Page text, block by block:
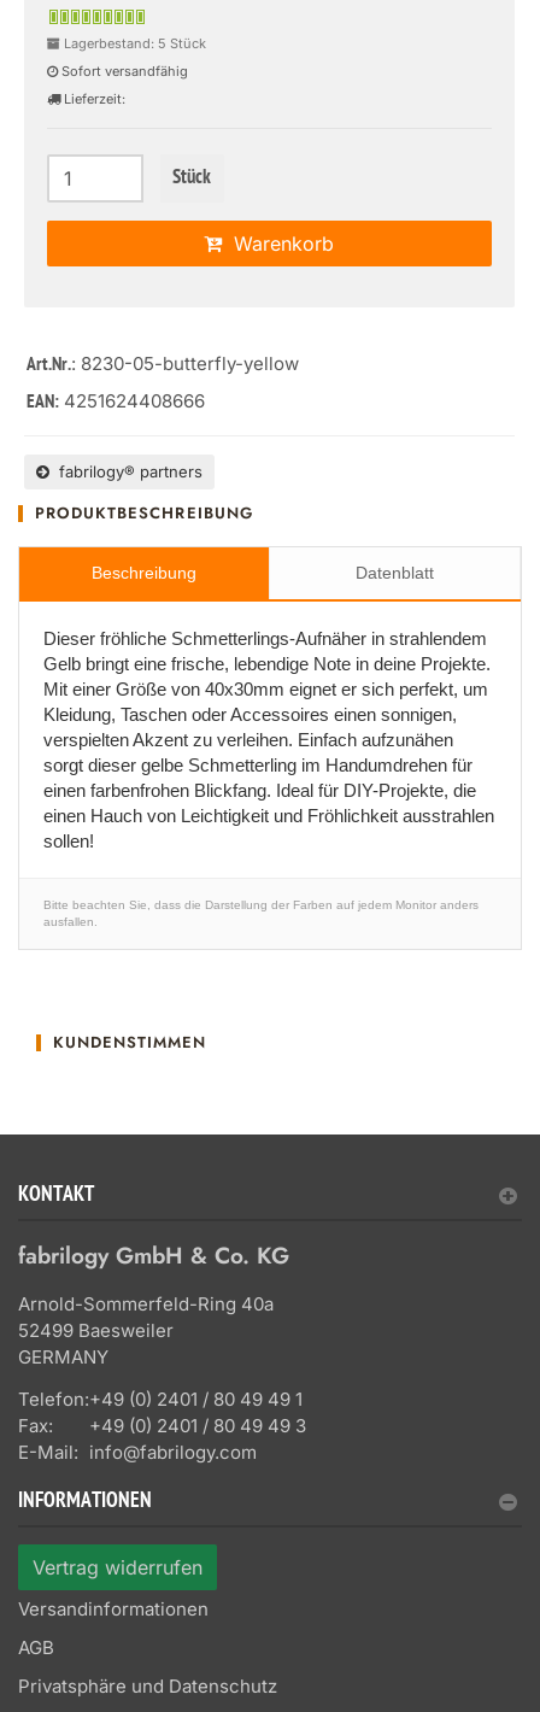
Lagerbestand: 5 Stück
Sofort versandfähig
Lieferzeit:
Stück
Warenkorb
Art.Nr.: 8230-05-butterfly-yellow
EAN: 4251624408666
fabrilogy® partners
PRODUKTBESCHREIBUNG
Beschreibung Datenblatt
Dieser fröhliche Schmetterlings-Aufnäher in strahlendem
Gelb bringt eine frische, lebendige Note in deine Projekte.
Mit einer Größe von 40x30mm eignet er sich perfekt, um
Kleidung, Taschen oder Accessoires einen sonnigen,
verspielten Akzent zu verleihen. Einfach aufzunähen
sorgt dieser gelbe Schmetterling im Handumdrehen für
einen farbenfrohen Blickfang. Ideal für DIY-Projekte, die
einen Hauch von Leichtigkeit und Fröhlichkeit ausstrahlen
sollen!
Bitte beachten Sie, dass die Darstellung der Farben auf jedem Monitor anders
ausfallen.
KUNDENSTIMMEN
KONTAKT
fabrilogy GmbH & Co. KG
Arnold-Sommerfeld-Ring 40a
52499 Baesweiler
GERMANY
Telefon:+49 (0) 2401 / 80 49 49 1
Fax:
+49 (0) 2401 / 80 49 49 3
E-Mail: info@fabrilogy.com
INFORMATIONEN
Vertrag widerrufen
Versandinformationen
AGB
Privatsphäre und Datenschutz